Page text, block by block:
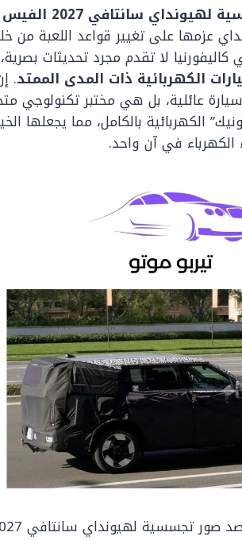
سانتافي 2027 الفيس ليفت
الكهربائية ذات المدى الممتد.
عائلية، بل هي مختبر تكنولوجي
الكهربائية بالكامل، مما يجعلها
في آن واحد.
صور تجسسية لهيونداي سانتافي 2027 الفيس ليفت